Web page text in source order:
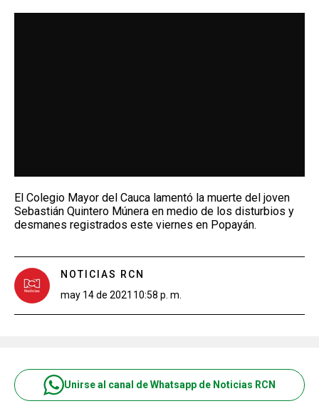
El Colegio Mayor del Cauca lamentó la muerte del joven
Sebastián Quintero Múnera en medio de los disturbios y
desmanes registrados este viernes en Popayán.
NOTICIAS RCN
may 14 de 2021 10:58 p. m.
Unirse al canal de Whatsapp de Noticias RCN